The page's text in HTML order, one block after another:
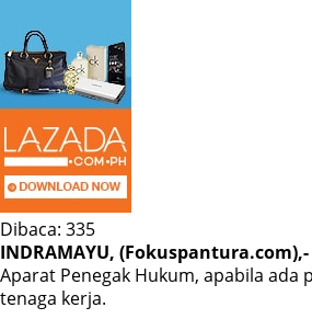
Dibaca: 335
INDRAMAYU, (Fokuspantura.com),-
Aparat Penegak Hukum, apabila
tenaga kerja.